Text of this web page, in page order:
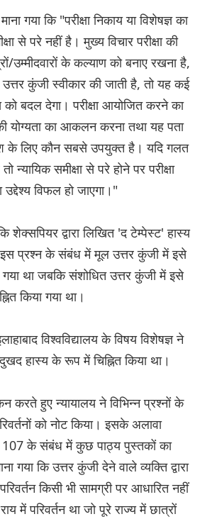
गया कि "परीक्षा निकाय या विशेषज्ञ का
से परे नहीं है। मुख्य विचार परीक्षा की
उम्मीदवारों के कल्याण को बनाए रखना है,
कुंजी स्वीकार की जाती है, तो यह कई
को बदल देगा। परीक्षा आयोजित करने का
की योग्यता का आकलन करना तथा यह पता
के लिए कौन सबसे उपयुक्त है। यदि गलत
न्यायिक समीक्षा से परे होने पर परीक्षा
विफल हो जाएगा।"
शेक्सपियर द्वारा लिखित 'द टेम्पेस्ट' हास्य
प्रश्न के संबंध में मूल उत्तर कुंजी में इसे
गया था जबकि संशोधित उत्तर कुंजी में इसे
किया गया था।
विश्वविद्यालय के विषय विशेषज्ञ ने
हास्य के रूप में चिह्नित किया था।
करते हुए न्यायालय ने विभिन्न प्रश्नों के
को नोट किया। इसके अलावा
107 के संबंध में कुछ पाठ्य पुस्तकों का
गया कि उत्तर कुंजी देने वाले व्यक्ति द्वारा
किसी भी सामग्री पर आधारित नहीं
में परिवर्तन था जो पूरे राज्य में छात्रों